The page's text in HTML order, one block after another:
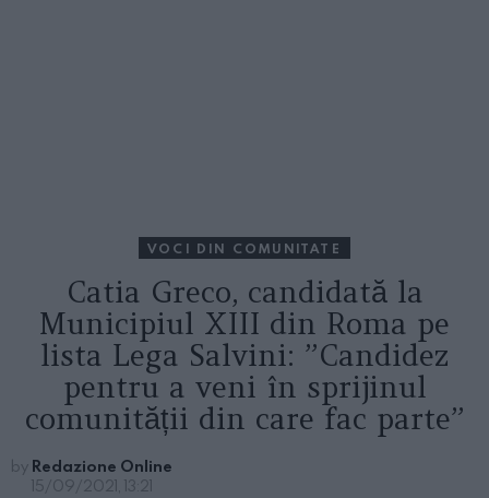
VOCI DIN COMUNITATE
Catia Greco, candidată la
Municipiul XIII din Roma pe
lista Lega Salvini: ”Candidez
pentru a veni în sprijinul
comunității din care fac parte”
by Redazione Online
15/09/2021, 13:21